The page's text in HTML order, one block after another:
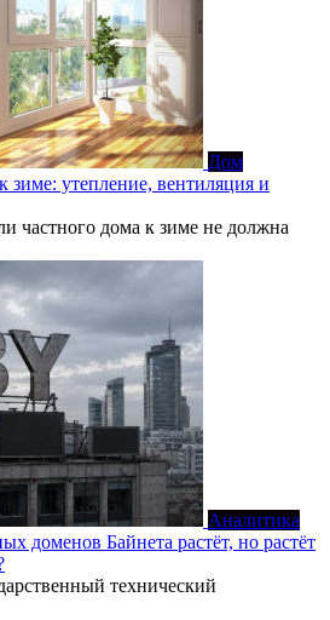
Дом
зиме: утепление, вентиляция и
частного дома к зиме не должна
Аналитика
доменов Байнета растёт, но растёт
технический